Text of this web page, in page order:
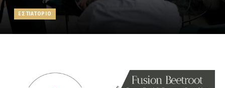
ΕΣΤΙΑΤΟΡΙΟ